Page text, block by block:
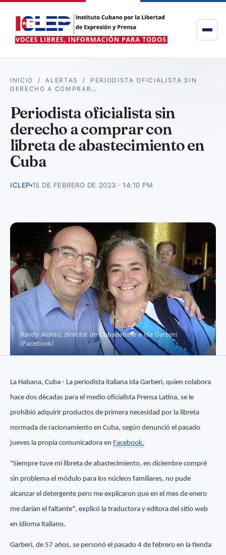
INICIO /ALERTAS / PERIODISTA OFICIALISTA SIN
DERECHO A COMPRAR…
Periodista oficialista sin
derecho a comprar con
libreta de abastecimiento en
Cuba
ICLEP 15 DE FEBRERO DE 2023 · 14:10 PM
Randy Alonso, director de Cubadebate e Ida Garberi.
(Facebook)
La Habana, Cuba - La periodista italiana Ida Garberi, quien colabora
hace dos décadas para el medio oficialista Prensa Latina, se le
prohibió adquirir productos de primera necesidad por la libreta
normada de racionamiento en Cuba, según denunció el pasado
jueves la propia comunicadora en Facebook.
"Siempre tuve mi libreta de abastecimiento, en diciembre compré
sin problema el módulo para los núcleos familiares, no pude
alcanzar el detergente pero me explicaron que en el mes de enero
me darían el faltante", explicó la traductora y editora del sitio web
en idioma italiano.
Garberi, de 57 años, se personó el pasado 4 de febrero en la tienda